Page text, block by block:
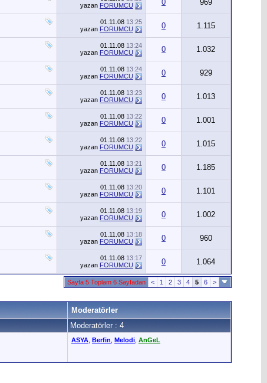
yazan FORUMCU 0 969
01.11.08 13:25
yazan FORUMCU 0 1.115
01.11.08 13:24
yazan FORUMCU 0 1.032
01.11.08 13:24
yazan FORUMCU 0 929
01.11.08 13:23
yazan FORUMCU 0 1.013
01.11.08 13:22
yazan FORUMCU 0 1.001
01.11.08 13:22
yazan FORUMCU 0 1.015
01.11.08 13:21
yazan FORUMCU 0 1.185
01.11.08 13:20
yazan FORUMCU 0 1.101
01.11.08 13:19
yazan FORUMCU 0 1.002
01.11.08 13:18
yazan FORUMCU 0 960
01.11.08 13:17
yazan FORUMCU 0 1.064
Sayfa 5 Toplam 6 Sayfadan < 1 2 3 4 5 6 >
Moderatörler
Moderatörler : 4
ASYA Berfin Melodi AnGeL